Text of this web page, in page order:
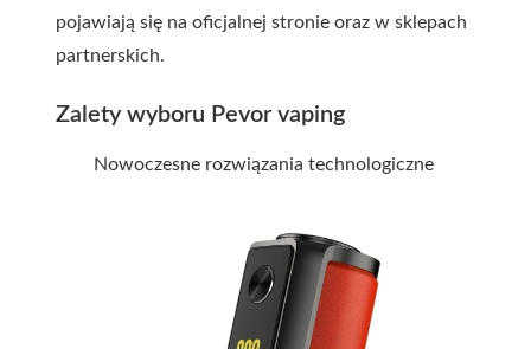
pojawiają się na oficjalnej stronie oraz w sklepach
partnerskich.
Zalety wyboru Pevor vaping
Nowoczesne rozwiązania technologiczne